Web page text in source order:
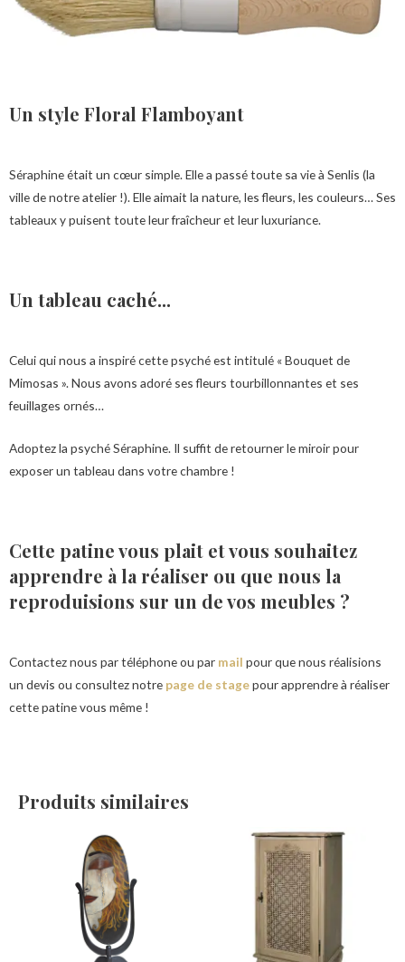
Un style Floral Flamboyant
Séraphine était un cœur simple. Elle a passé toute sa vie à Senlis (la
ville de notre atelier !). Elle aimait la nature, les fleurs, les couleurs… Ses
tableaux y puisent toute leur fraîcheur et leur luxuriance.
Un tableau caché...
Celui qui nous a inspiré cette psyché est intitulé « Bouquet de
Mimosas ». Nous avons adoré ses fleurs tourbillonnantes et ses
feuillages ornés…
Adoptez la psyché Séraphine. Il suffit de retourner le miroir pour
exposer un tableau dans votre chambre !
Cette patine vous plait et vous souhaitez
apprendre à la réaliser ou que nous la
reproduisions sur un de vos meubles ?
Contactez nous par téléphone ou par mail pour que nous réalisions
un devis ou consultez notre page de stagepour apprendre à réaliser
cette patine vous même !
Produits similaires